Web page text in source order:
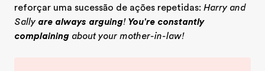
reforçar uma sucessão de ações repetidas: Harry and
Sally are always arguing! You're constantly
complaining about your mother-in-law!